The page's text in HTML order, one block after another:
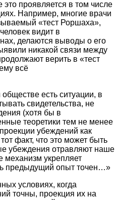
проявляется в том числе
Например, многие врачи
«тест Роршаха»,
видит в
делаются выводы о его
никакой связи между
верить в «тест
всё
есть ситуации, в
свидетельства, не
(хотя бы в
теоретики тем не менее
убеждений как
факт, что это может быть
убеждения отравляют наше
механизм укрепляет
предыдущий опыт точен…»
условиях, когда
точны, проекция их на